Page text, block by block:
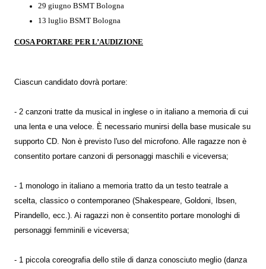
29 giugno BSMT Bologna
13 luglio BSMT Bologna
COSA PORTARE PER L’AUDIZIONE
Ciascun candidato dovrà portare:
- 2 canzoni tratte da musical in inglese o in italiano a memoria di cui
una lenta e una veloce. È necessario munirsi della base musicale su
supporto CD. Non è previsto l'uso del microfono. Alle ragazze non è
consentito portare canzoni di personaggi maschili e viceversa;
- 1 monologo in italiano a memoria tratto da un testo teatrale a
scelta, classico o contemporaneo (Shakespeare, Goldoni, Ibsen,
Pirandello, ecc.). Ai ragazzi non è consentito portare monologhi di
personaggi femminili e viceversa;
- 1 piccola coreografia dello stile di danza conosciuto meglio (danza